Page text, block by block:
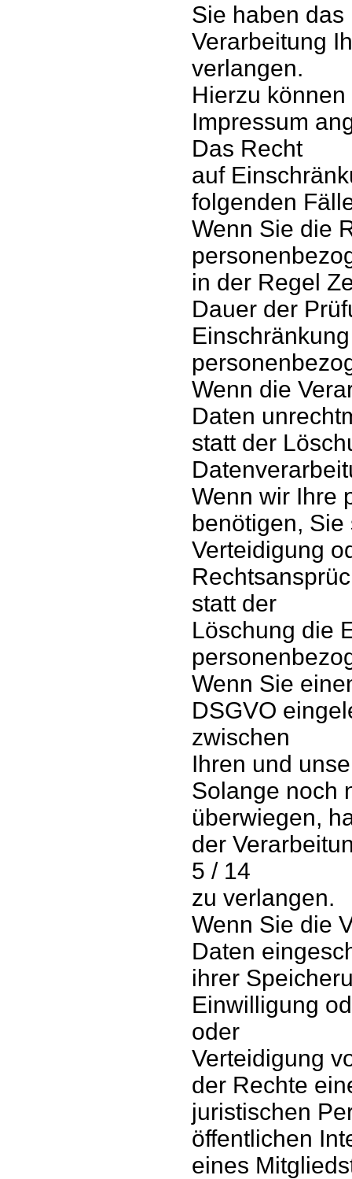
Sie haben
Verarbeitung
verlangen.
Hierzu
Impressum
Das Recht
auf
folgenden
Wenn Sie die
in der Regel
Dauer der
Wenn die
Daten
statt der
Wenn wir Ihre
benötigen,
Verteidigung
statt der
Löschung die
Wenn Sie
DSGVO
zwischen
Ihren und
Solange noch
überwiegen,
der
5 / 14
zu verlangen.
Wenn Sie die
Daten
ihrer
Einwilligung
oder
Verteidigung
der Rechte
juristischen
öffentlichen
eines